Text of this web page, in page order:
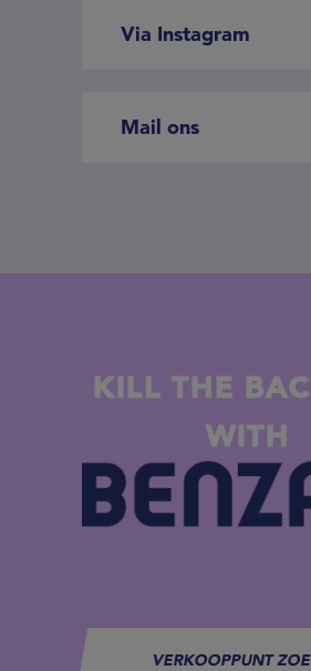
Via Instagram
Mail ons
KILL THE
WITH
VERKOOPPUNT